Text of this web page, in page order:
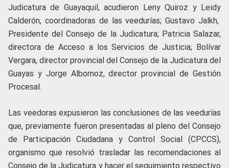
Judicatura de Guayaquil, acudieron Leny Quiroz y Leidy
Calderón, coordinadoras de las veedurías; Gustavo Jalkh,
Presidente del Consejo de la Judicatura; Patricia Salazar,
directora de Acceso a los Servicios de Justicia; Bolívar
Vergara, director provincial del Consejo de la Judicatura del
Guayas y Jorge Albornoz, director provincial de Gestión
Procesal.
Las veedoras expusieron las conclusiones de las veedurías
que, previamente fueron presentadas al pleno del Consejo
de Participación Ciudadana y Control Social (CPCCS),
organismo que resolvió trasladar las recomendaciones al
Consejo de la Judicatura y hacer el seguimiento respectivo